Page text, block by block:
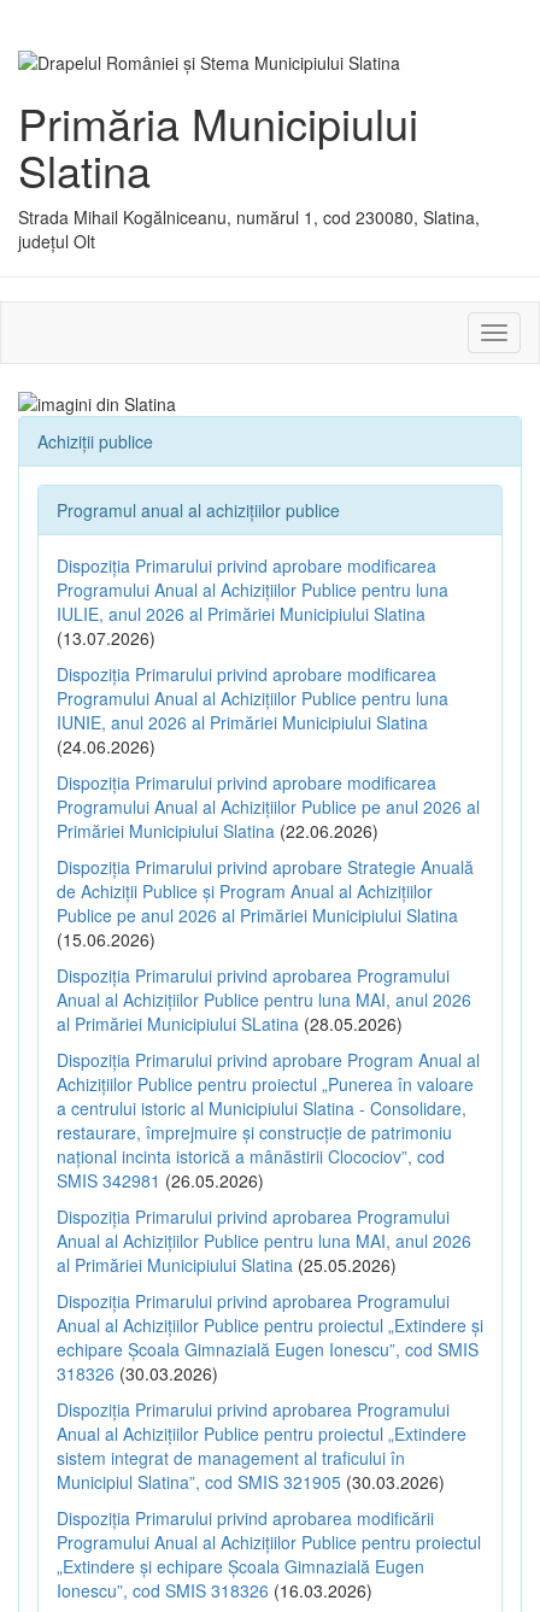
Primăria Municipiului
Slatina
Strada Mihail Kogălniceanu, numărul 1, cod 230080, Slatina,
județul Olt
sau
Achiziții publice
Programul anual al achizițiilor publice
Dispoziția Primarului privind aprobare modificarea
Programului Anual al Achizițiilor Publice pentru luna
IULIE, anul 2026 al Primăriei Municipiului Slatina
(13.07.2026)
Dispoziția Primarului privind aprobare modificarea
Programului Anual al Achizițiilor Publice pentru luna
IUNIE, anul 2026 al Primăriei Municipiului Slatina
(24.06.2026)
Dispoziția Primarului privind aprobare modificarea
Programului Anual al Achizițiilor Publice pe anul 2026 al
Primăriei Municipiului Slatina (22.06.2026)
Dispoziția Primarului privind aprobare Strategie Anuală
de Achiziții Publice și Program Anual al Achizițiilor
Publice pe anul 2026 al Primăriei Municipiului Slatina
(15.06.2026)
Dispoziția Primarului privind aprobarea Programului
Anual al Achizițiilor Publice pentru luna MAI, anul 2026
al Primăriei Municipiului SLatina (28.05.2026)
Dispoziția Primarului privind aprobare Program Anual al
Achizițiilor Publice pentru proiectul „Punerea în valoare
a centrului istoric al Municipiului Slatina - Consolidare,
restaurare, împrejmuire și construcție de patrimoniu
național incinta istorică a mânăstirii Clocociov”, cod
SMIS 342981 (26.05.2026)
Dispoziția Primarului privind aprobarea Programului
Anual al Achizițiilor Publice pentru luna MAI, anul 2026
al Primăriei Municipiului Slatina (25.05.2026)
Dispoziția Primarului privind aprobarea Programului
Anual al Achizițiilor Publice pentru proiectul „Extindere și
echipare Școala Gimnazială Eugen Ionescu”, cod SMIS
318326 (30.03.2026)
Dispoziția Primarului privind aprobarea Programului
Anual al Achizițiilor Publice pentru proiectul „Extindere
sistem integrat de management al traficului în
Municipiul Slatina”, cod SMIS 321905 (30.03.2026)
Dispoziția Primarului privind aprobarea modificării
Programului Anual al Achizițiilor Publice pentru proiectul
„Extindere și echipare Școala Gimnazială Eugen
Ionescu”, cod SMIS 318326 (16.03.2026)